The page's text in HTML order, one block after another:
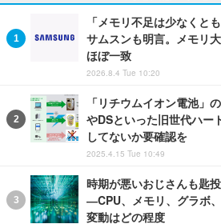
「メモリ不足は少なくと
サムスンも明言。メモリ
ほぼ一致
2026.8.4 Tue 10:20
「リチウムイオン電池」
やDSといった旧世代ハー
してないか要確認を
2025.4.15 Tue 10:49
時期が悪いおじさんも匙
―CPU、メモリ、グラボ
変動はどの程度